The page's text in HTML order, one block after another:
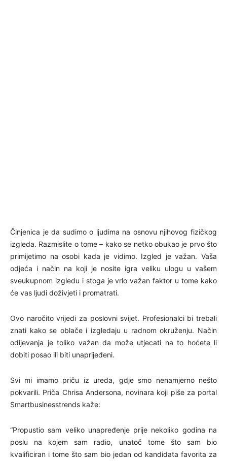
Činjenica je da sudimo o ljudima na osnovu njihovog fizičkog
izgleda. Razmislite o tome – kako se netko obukao je prvo što
primijetimo na osobi kada je vidimo. Izgled je važan. Vaša
odjeća i način na koji je nosite igra veliku ulogu u vašem
sveukupnom izgledu i stoga je vrlo važan faktor u tome kako
će vas ljudi doživjeti i promatrati.
Ovo naročito vrijedi za poslovni svijet. Profesionalci bi trebali
znati kako se oblače i izgledaju u radnom okruženju. Način
odijevanja je toliko važan da može utjecati na to hoćete li
dobiti posao ili biti unaprijeđeni.
Svi mi imamo priču iz ureda, gdje smo nenamjerno nešto
pokvarili. Priča Chrisa Andersona, novinara koji piše za portal
Smartbusinesstrends kaže:
“Propustio sam veliko unapređenje prije nekoliko godina na
poslu na kojem sam radio, unatoč tome što sam bio
kvalificiran i tome što sam bio jedan od kandidata favorita za